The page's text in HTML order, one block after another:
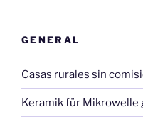
GENERAL
Casas rurales sin
Keramik für Mikrowelle